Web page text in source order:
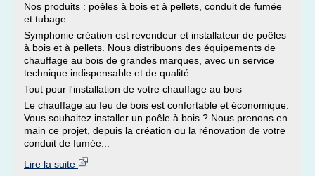
Nos produits : poêles à bois et à pellets, conduit de fumée
et tubage
Symphonie création est revendeur et installateur de poêles
à bois et à pellets. Nous distribuons des équipements de
chauffage au bois de grandes marques, avec un service
technique indispensable et de qualité.
Tout pour l'installation de votre chauffage au bois
Le chauffage au feu de bois est confortable et économique.
Vous souhaitez installer un poêle à bois ? Nous prenons en
main ce projet, depuis la création ou la rénovation de votre
conduit de fumée...
Lire la suite